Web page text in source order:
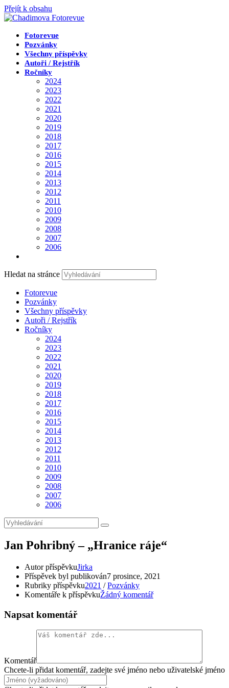
Přejít k obsahu
Fotorevue
Pozvánky
Všechny příspěvky
Autoři / Rejstřík
Ročníky
2024
2023
2022
2021
2020
2019
2018
2017
2016
2015
2014
2013
2012
2011
2010
2009
2008
2007
2006
Hledat na stránce
Fotorevue
Pozvánky
Všechny příspěvky
Autoři / Rejstřík
Ročníky
2024
2023
2022
2021
2020
2019
2018
2017
2016
2015
2014
2013
2012
2011
2010
2009
2008
2007
2006
Jan Pohribný – „Hranice ráje“
Autor příspěvkuJirka
Příspěvek byl publikován7 prosince, 2021
Rubriky příspěvku2021 / Pozvánky
Komentáře k příspěvkuŽádný komentář
Napsat komentář
Komentář
Chcete-li přidat komentář, zadejte své jméno nebo uživatelské jméno